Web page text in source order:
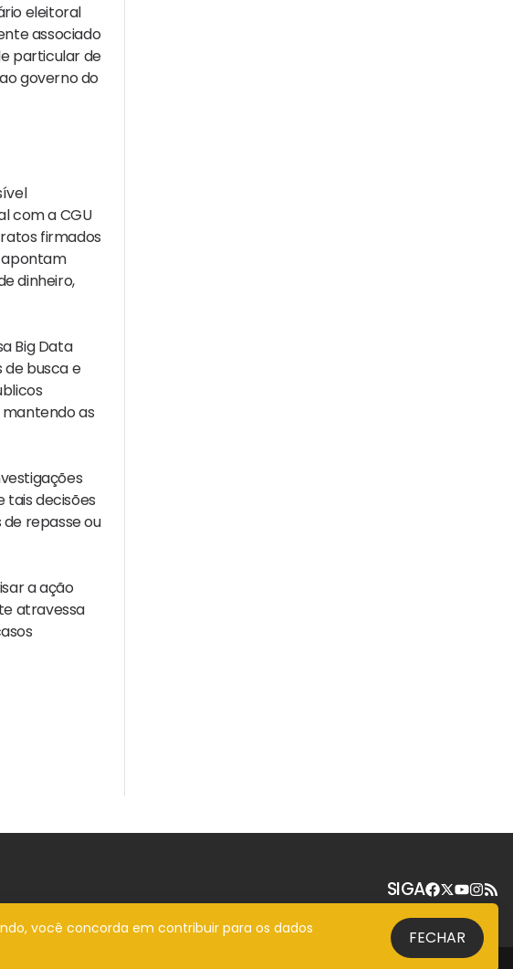
eleitoral
associado
particular de
governo do
com a CGU
firmados
apontam
dinheiro,
Big Data
busca e
mantendo as
tais decisões
repasse ou
a ação
atravessa
SIGA
você concorda em contribuir para os dados
FECHAR